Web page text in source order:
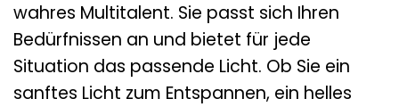
wahres Multitalent. Sie passt sich Ihren
Bedürfnissen an und bietet für jede
Situation das passende Licht. Ob Sie ein
sanftes Licht zum Entspannen, ein helles